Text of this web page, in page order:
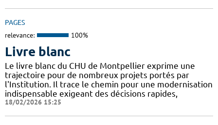
PAGES
relevance: 100%
Livre blanc
Le livre blanc du CHU de Montpellier exprime une
trajectoire pour de nombreux projets portés par
l'Institution. Il trace le chemin pour une modernisation
indispensable exigeant des décisions rapides,
18/02/2026 15:25